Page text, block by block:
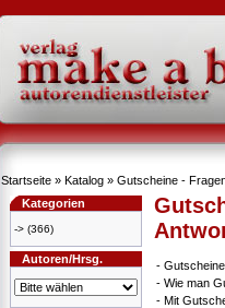
Startseite » Katalog » Gutscheine -
Kategorien
-> (366)
Autoren/Hrsg. -
- Wie man
- Mit